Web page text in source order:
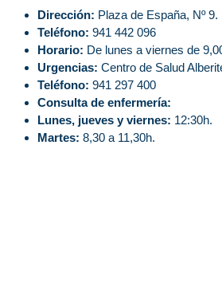
Dirección: Plaza de España, Nº 9.
Teléfono: 941 442 096
Horario: De lunes a viernes de
Urgencias: Centro de Salud
Teléfono: 941 297 400
Consulta de enfermería:
Lunes, jueves y viernes: 12:30h.
Martes: 8,30 a 11,30h.